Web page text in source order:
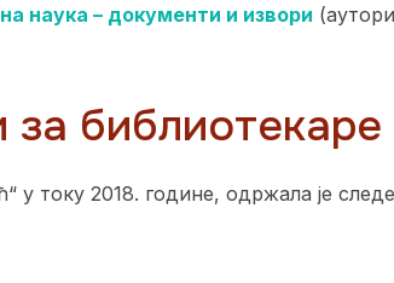
наука – документи и извори
библиотекаре
у току 2018. године, одржала је